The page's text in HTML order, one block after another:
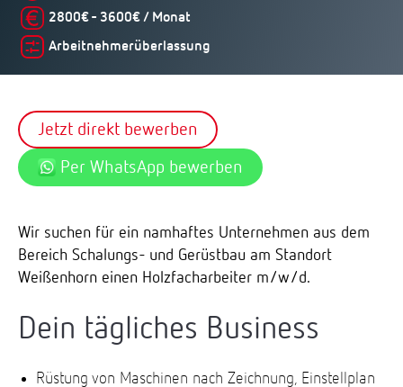
2800€ - 3600€ / Monat
Arbeitnehmerüberlassung
Jetzt direkt bewerben
Per WhatsApp bewerben
Wir suchen für ein namhaftes Unternehmen aus dem
Bereich Schalungs- und Gerüstbau am Standort
Weißenhorn einen Holzfacharbeiter m/w/d.
Dein tägliches Business
Rüstung von Maschinen nach Zeichnung, Einstellplan